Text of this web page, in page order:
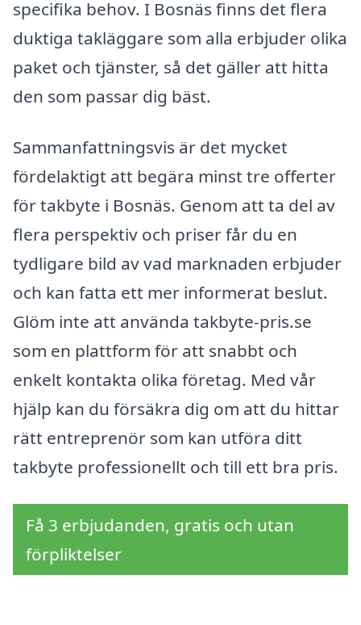
specifika behov. I Bosnäs finns det flera
duktiga takläggare som alla erbjuder olika
paket och tjänster, så det gäller att hitta
den som passar dig bäst.
Sammanfattningsvis är det mycket
fördelaktigt att begära minst tre offerter
för takbyte i Bosnäs. Genom att ta del av
flera perspektiv och priser får du en
tydligare bild av vad marknaden erbjuder
och kan fatta ett mer informerat beslut.
Glöm inte att använda takbyte-pris.se
som en plattform för att snabbt och
enkelt kontakta olika företag. Med vår
hjälp kan du försäkra dig om att du hittar
rätt entreprenör som kan utföra ditt
takbyte professionellt och till ett bra pris.
Få 3 erbjudanden, gratis och utan
förpliktelser